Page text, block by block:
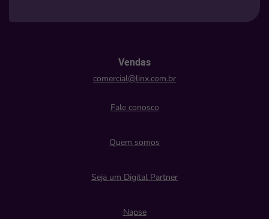
Vendas
comercial@linx.com.br
Fale conosco
Quem somos
Seja um Digital Partner
Napse